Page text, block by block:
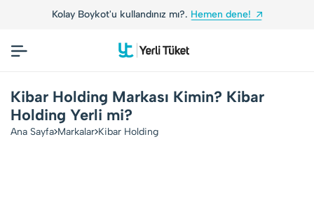
Kolay Boykot'u kullandınız mı?.Hemen dene!
Kibar Holding Markası Kimin? Kibar
Holding Yerli mi?
Ana Sayfa Markalar Kibar Holding